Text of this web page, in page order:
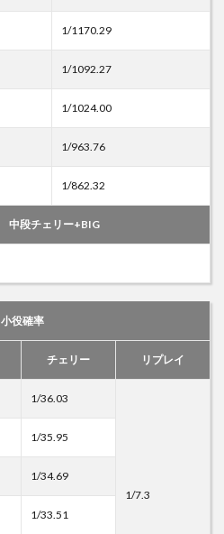
1/1170.29
1/1092.27
1/1024.00
1/963.76
1/862.32
中段チェリー+BIG
小役確率
チェリー リプレイ
1/36.03
1/7.3
1/35.95
1/34.69
1/33.51